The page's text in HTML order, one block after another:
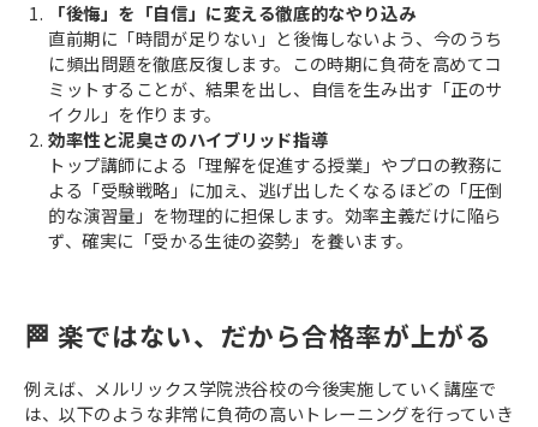
「後悔」を「自信」に変える徹底的なやり込み
直前期に「時間が足りない」と後悔しないよう、今のうち
に頻出問題を徹底反復します。この時期に負荷を高めてコ
ミットすることが、結果を出し、自信を生み出す「正のサ
イクル」を作ります。
効率性と泥臭さのハイブリッド指導
トップ講師による「理解を促進する授業」やプロの教務に
よる「受験戦略」に加え、逃げ出したくなるほどの「圧倒
的な演習量」を物理的に担保します。効率主義だけに陥ら
ず、確実に「受かる生徒の姿勢」を養います。
🏁 楽ではない、だから合格率が上がる
例えば、メルリックス学院渋谷校の今後実施していく講座で
は、以下のような非常に負荷の高いトレーニングを行っていき